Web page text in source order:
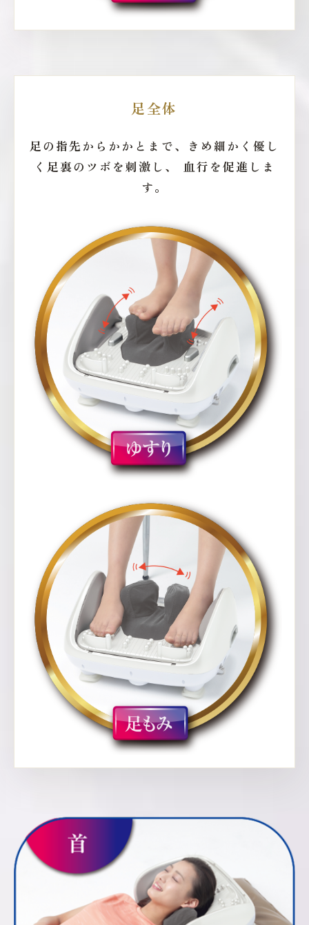
足全体
足の指先からかかとまで、きめ細かく優し
く足裏のツボを刺激し、
血行を促進しま
す。